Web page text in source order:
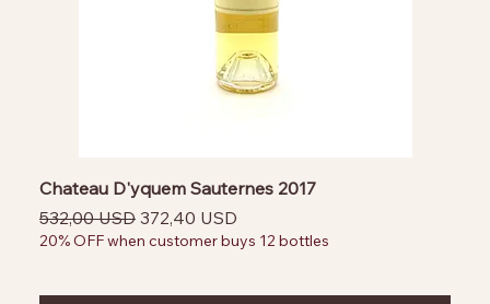
Chateau D'yquem Sauternes 2017
Prezzo regolare
532,00 USD Prezzo scontato
372,40 USD
20% OFF when customer buys 12 bottles